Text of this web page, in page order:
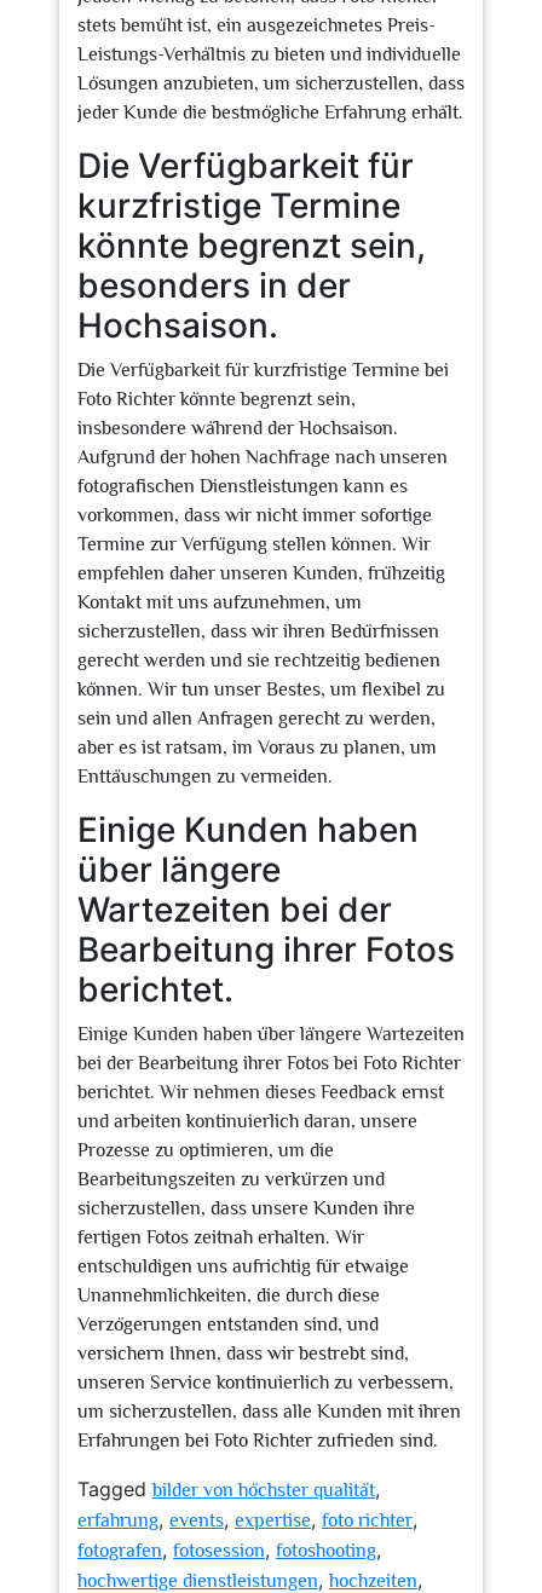
stets bemüht ist, ein ausgezeichnetes Preis-
Leistungs-Verhältnis zu bieten und individuelle
Lösungen anzubieten, um sicherzustellen, dass
jeder Kunde die bestmögliche Erfahrung erhält.
Die Verfügbarkeit für
kurzfristige Termine
könnte begrenzt sein,
besonders in der
Hochsaison.
Die Verfügbarkeit für kurzfristige Termine bei
Foto Richter könnte begrenzt sein,
insbesondere während der Hochsaison.
Aufgrund der hohen Nachfrage nach unseren
fotografischen Dienstleistungen kann es
vorkommen, dass wir nicht immer sofortige
Termine zur Verfügung stellen können. Wir
empfehlen daher unseren Kunden, frühzeitig
Kontakt mit uns aufzunehmen, um
sicherzustellen, dass wir ihren Bedürfnissen
gerecht werden und sie rechtzeitig bedienen
können. Wir tun unser Bestes, um flexibel zu
sein und allen Anfragen gerecht zu werden,
aber es ist ratsam, im Voraus zu planen, um
Enttäuschungen zu vermeiden.
Einige Kunden haben
über längere
Wartezeiten bei der
Bearbeitung ihrer Fotos
berichtet.
Einige Kunden haben über längere Wartezeiten
bei der Bearbeitung ihrer Fotos bei Foto Richter
berichtet. Wir nehmen dieses Feedback ernst
und arbeiten kontinuierlich daran, unsere
Prozesse zu optimieren, um die
Bearbeitungszeiten zu verkürzen und
sicherzustellen, dass unsere Kunden ihre
fertigen Fotos zeitnah erhalten. Wir
entschuldigen uns aufrichtig für etwaige
Unannehmlichkeiten, die durch diese
Verzögerungen entstanden sind, und
versichern Ihnen, dass wir bestrebt sind,
unseren Service kontinuierlich zu verbessern,
um sicherzustellen, dass alle Kunden mit ihren
Erfahrungen bei Foto Richter zufrieden sind.
Taggedbilder von höchster qualität,
erfahrung, events, expertise, foto richter,
fotografen, fotosession, fotoshooting,
hochwertige dienstleistungen,hochzeiten,